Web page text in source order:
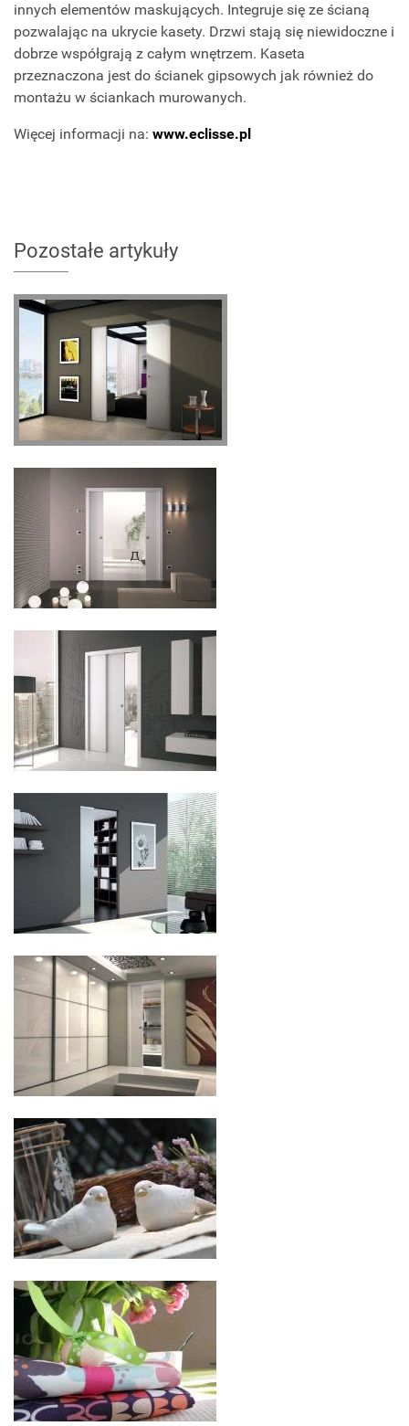
innych elementów maskujących. Integruje się ze ścianą
pozwalając na ukrycie kasety. Drzwi stają się niewidoczne i
dobrze współgrają z całym wnętrzem. Kaseta
przeznaczona jest do ścianek gipsowych jak również do
montażu w ściankach murowanych.
Więcej informacji na: www.eclisse.pl
Pozostałe artykuły